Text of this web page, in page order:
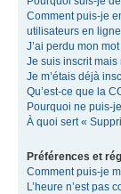
Comment puis-je
utilisateurs en
J’ai perdu mon
Je suis inscrit
Je m’étais déjà
Qu’est-ce que la
Pourquoi ne puis-
À quoi sert «
Préférences et
Comment puis-je
L’heure n’est pas